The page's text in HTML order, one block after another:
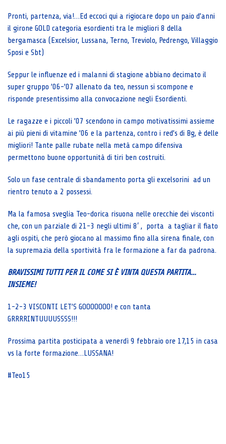
Pronti, partenza, via!…Ed eccoci qui a rigiocare dopo un paio d’anni
il girone GOLD categoria esordienti tra le migliori 8 della
bergamasca (Excelsior, Lussana, Terno, Treviolo, Pedrengo, Villaggio
Sposi e Sbt)
Seppur le influenze ed i malanni di stagione abbiano decimato il
super gruppo ’06-’07 allenato da teo, nessun si scompone e
risponde presentissimo alla convocazione negli Esordienti.
Le ragazze e i piccoli ’07 scendono in campo motivatissimi assieme
ai più pieni di vitamine ’06 e la partenza, contro i red’s di Bg, è delle
migliori! Tante palle rubate nella metà campo difensiva
permettono buone opportunità di tiri ben costruiti.
Solo un fase centrale di sbandamento porta gli excelsorini ad un
rientro tenuto a 2 possessi.
Ma la famosa sveglia Teo-dorica risuona nelle orecchie dei visconti
che, con un parziale di 21-3 negli ultimi 8′ , porta a tagliar il fiato
agli ospiti, che però giocano al massimo fino alla sirena finale, con
la supremazia della sportività fra le formazione a far da padrona.
BRAVISSIMI TUTTI PER IL COME SI È VINTA QUESTA PARTITA…
INSIEME!
1-2-3 VISCONTI LET’S GOOOOOOO! e con tanta
GRRRRINTUUUUSSSS!!!
Prossima partita posticipata a venerdì 9 febbraio ore 17,15 in casa
vs la forte formazione…LUSSANA!
#Teo15